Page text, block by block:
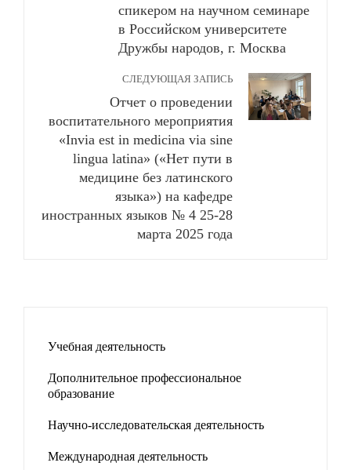
спикером на научном семинаре
в Российском университете
Дружбы народов, г. Москва
СЛЕДУЮЩАЯ ЗАПИСЬ
Отчет о проведении
воспитательного мероприятия
«Invia est in medicina via sine
lingua latina» («Нет пути в
медицине без латинского
языка») на кафедре
иностранных языков № 4 25-28
марта 2025 года
Учебная деятельность
Дополнительное профессиональное
образование
Научно-исследовательская деятельность
Международная деятельность